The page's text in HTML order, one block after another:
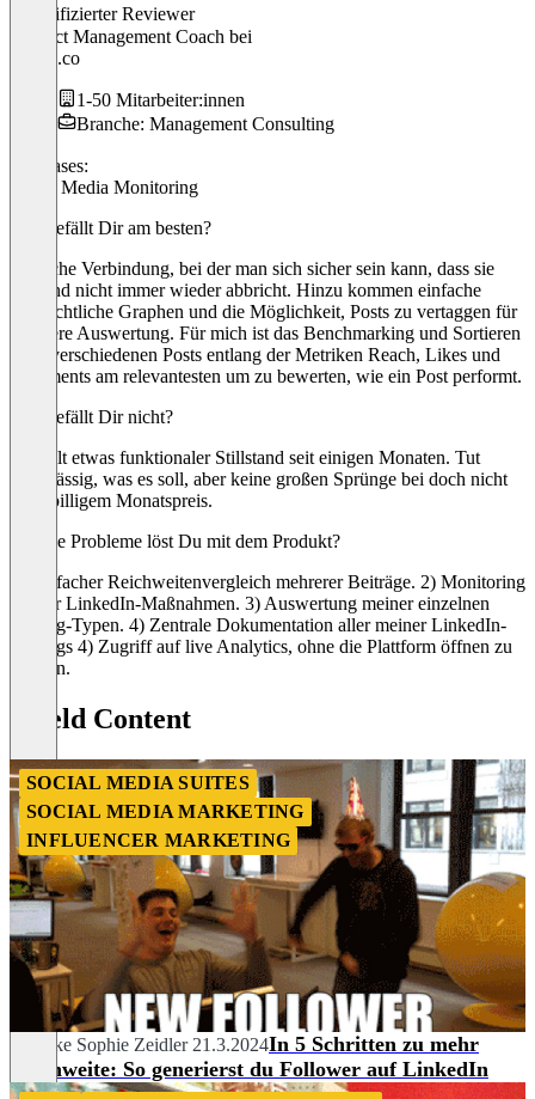
Verifizierter Reviewer
Product Management Coach bei
herbig.co
1-50 Mitarbeiter:innen
Branche: Management Consulting
Use cases:
Social Media Monitoring
Was gefällt Dir am besten?
Einfache Verbindung, bei der man sich sicher sein kann, dass sie
hält und nicht immer wieder abbricht. Hinzu kommen einfache
übersichtliche Graphen und die Möglichkeit, Posts zu vertaggen für
leichtere Auswertung. Für mich ist das Benchmarking und Sortieren
nach verschiedenen Posts entlang der Metriken Reach, Likes und
Comments am relevantesten um zu bewerten, wie ein Post performt.
Was gefällt Dir nicht?
Gefühlt etwas funktionaler Stillstand seit einigen Monaten. Tut
zuverlässig, was es soll, aber keine großen Sprünge bei doch nicht
ganz billigem Monatspreis.
Welche Probleme löst Du mit dem Produkt?
1) Einfacher Reichweitenvergleich mehrerer Beiträge. 2) Monitoring
meiner LinkedIn-Maßnahmen. 3) Auswertung meiner einzelnen
Posting-Typen. 4) Zentrale Dokumentation aller meiner LinkedIn-
Postings 4) Zugriff auf live Analytics, ohne die Plattform öffnen zu
müssen.
Shield Content
SOCIAL MEDIA SUITES
SOCIAL MEDIA MARKETING
INFLUENCER MARKETING
Mareike Sophie Zeidler 21.3.2024In 5 Schritten zu mehr
Reichweite: So generierst du Follower auf LinkedIn